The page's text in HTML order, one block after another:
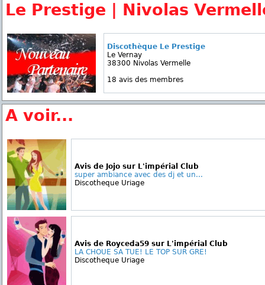
Le Prestige | Nivolas
Discothèque Le Prestige
Le Vernay
38300 Nivolas Vermelle
18 avis des membres
A voir...
Avis de Jojo sur L'impérial Club
super ambiance avec des dj et un...
Discotheque Uriage
Avis de Royceda59 sur L'impérial Club
LA CHOUE SA TUE! LE TOP SUR GRE!
Discotheque Uriage